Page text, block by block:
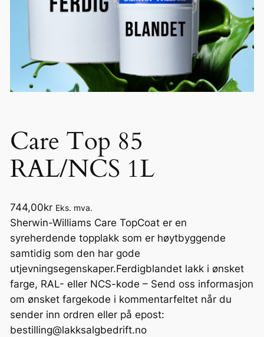
Care Top 85
RAL/NCS 1L
744,00kr Eks. mva.
Sherwin-Williams Care TopCoat er en
syreherdende topplakk som er høytbyggende
samtidig som den har gode
utjevningsegenskaper.Ferdigblandet lakk i ønsket
farge, RAL- eller NCS-kode – Send oss informasjon
om ønsket fargekode i kommentarfeltet når du
sender inn ordren eller på epost:
bestilling@lakksalgbedrift.no